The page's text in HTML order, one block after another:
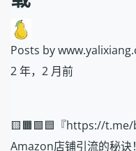
Posts by
2 年，2 月前
🟨🟧🟩🟦『https://
Amazon店铺引流的秘诀